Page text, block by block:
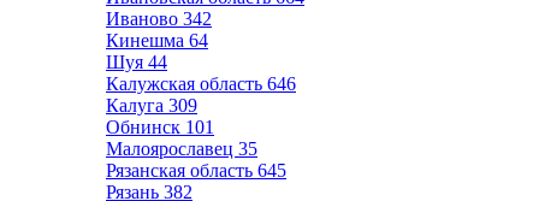
Иваново 342
Кинешма 64
Шуя 44
Калужская область 646
Калуга 309
Обнинск 101
Малоярославец 35
Рязанская область 645
Рязань 382